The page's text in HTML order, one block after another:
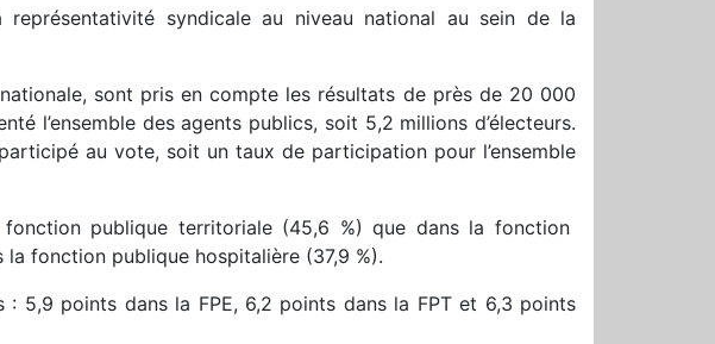
syndicale au niveau national au sein de la
sont pris en compte les résultats de près de 20 000
l’ensemble des agents publics, soit 5,2 millions d’électeurs.
au vote, soit un taux de participation pour l’ensemble
publique territoriale (45,6 %) que dans la fonction
fonction publique hospitalière (37,9 %).
5,9 points dans la FPE, 6,2 points dans la FPT et 6,3 points